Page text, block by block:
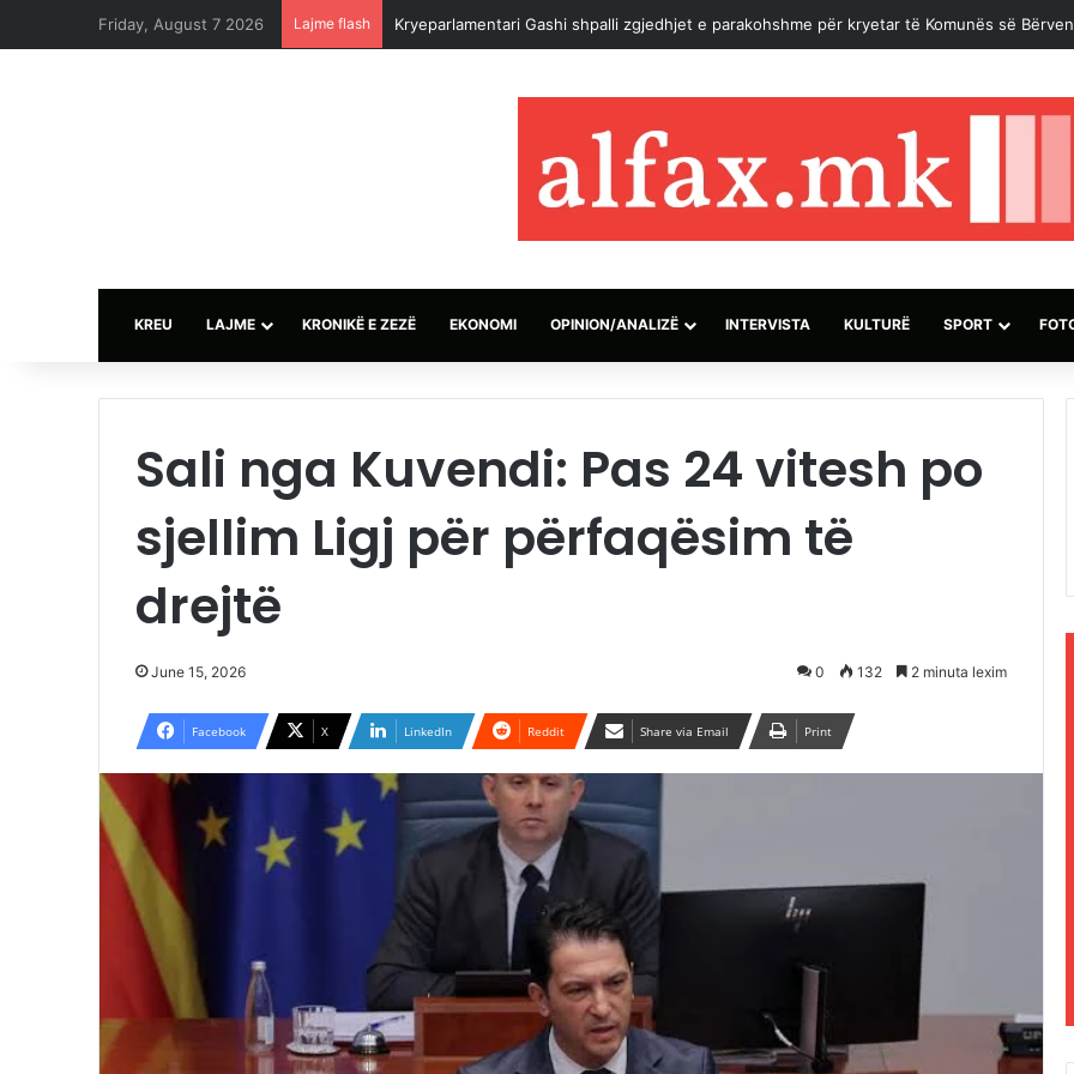
Friday, August 7 2026 Lajme flash Kryeparlamentari Gashi shpalli zgjedhjet e parakohshme për kryetar të Komunës së
KREU LAJME KRONIKË E ZEZË EKONOMI OPINION/ANALIZË INTERVISTA KULTURË SPORT
Sali nga Kuvendi: Pas 24 vitesh po
sjellim Ligj për përfaqësim të
drejtë
June 15, 2026 0 132 2 minuta lexim
Facebook X LinkedIn Reddit Share via Email Print